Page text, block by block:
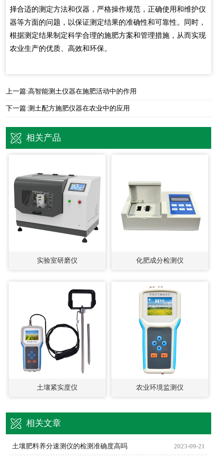
择合适的测定方法和仪器，严格操作规范，正确使用和维护仪
器等方面的问题，以保证测定结果的准确性和可靠性。同时，
根据测定结果制定科学合理的施肥方案和管理措施，从而实现
农业生产的优质、高效和环保。
上一篇:高智能测土仪器在施肥活动中的作用
下一篇:测土配方施肥仪器在农业中的应用
相关产品
实验室研磨仪 化肥成分检测仪
土壤紧实度仪 农业环境监测仪
相关文章
土壤肥料养分速测仪的检测准确度高吗 2023-09-21